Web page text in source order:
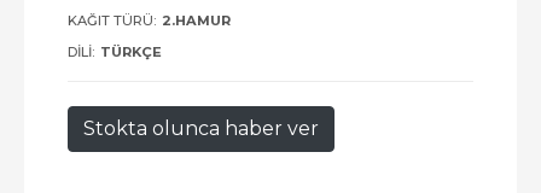
KAĞIT TÜRÜ: 2.HAMUR
DILI: TÜRKÇE
Stokta olunca haber ver